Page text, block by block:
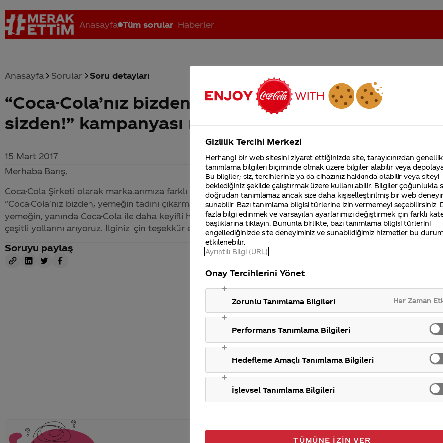
Anasayfa Tüm sorular Haberler
Coca-Cola nerenin malı? Coca cola İsrail malı mı Yani ... Coca-Cola'nın Filistin'de fabr... Coca-Cola’yı kim buldu?
Anasayfa Sorular Soru detayları
“Coca-Cola’nız bizden, yemeğin tadını çıkarmak
sizden!” kampanyası neden başlatıldı?
15 Mart 2017
Merhaba Barış,
Coca-Cola Şirketi olarak markalarımıza farklı dönemlerde, farklı reklam ve pazarlama çalışmaları
“Coca-Cola'nız bizden, yemeğin tadını çıkarmak sizden!” kampanyamız da bunlardan bir tanesi. Sofrada
yemeğin, yanında Coca-Cola ile daha keyifli hale geldiğine inanıyor ve sizleri daimaCoca-Colaile
çeşitli yollarını arıyoruz. İlginiz için teşekkür ederiz.
Soruyu paylaş
Coca-Cola Şirketi
merak ettikleriniz.
Fabrikalarımız,
sertifikalarımız, faaliyet
gösterdiğimiz ülkeler,
tarihçemiz ve daha
Gizlilik Tercihi Merkezi
Herhangi bir web sitesini ziyaret ettiğinizde site, tarayıcınızdan
tanımlama bilgileri biçiminde olmak üzere bilgiler alabilir veya
Bu bilgiler; siz, tercihleriniz ya da cihazınız hakkında olabilir veya siteyi
beklediğiniz şekilde çalıştırmak üzere kullanılabilir. Bilgiler çoğunlukla
doğrudan tanımlamaz ancak size daha kişiselleştirilmiş bir web
sunabilir. Bazı tanımlama bilgisi türlerine izin vermemeyi seçebilirsiniz.
fazla bilgi edinmek ve varsayılan ayarlarımızı değiştirmek için farklı
başlıklarına tıklayın. Bununla birlikte, bazı tanımlama bilgisi türlerini
engellediğinizde site deneyiminiz ve sunabildiğimiz hizmetler bu
etkilenebilir.
Ayrıntılı Bilgi (URL)
Onay Tercihlerini Yönet
Zorunlu Tanımlama Bilgileri Her Zaman
Performans Tanımlama Bilgileri
Hedefleme Amaçlı Tanımlama Bilgileri
İşlevsel Tanımlama Bilgileri
TÜMÜNE İZIN VER